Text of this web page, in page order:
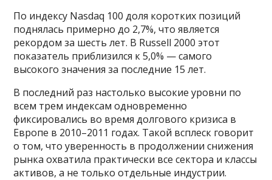
По индексу Nasdaq 100 доля коротких позиций
поднялась примерно до 2,7%, что является
рекордом за шесть лет. В Russell 2000 этот
показатель приблизился к 5,0% — самого
высокого значения за последние 15 лет.
В последний раз настолько высокие уровни по
всем трем индексам одновременно
фиксировались во время долгового кризиса в
Европе в 2010–2011 годах. Такой всплеск говорит
о том, что уверенность в продолжении снижения
рынка охватила практически все сектора и классы
активов, а не только отдельные индустрии.